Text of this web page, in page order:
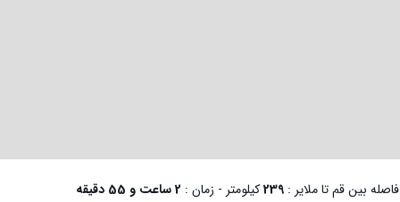
فاصله بین قم تا ملایر : 239کیلومتر - زمان : 2 ساعت و 55 دقیقه